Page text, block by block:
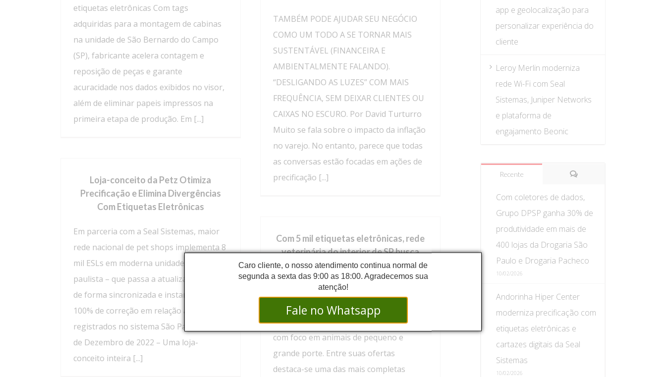
Caro cliente, o nosso atendimento continua normal de
segunda a sexta das 9:00 as 18:00. Agradecemos sua
atenção!
Fale no Whatsapp
etiquetas eletrônicas Com tags
adquiridas para a montagem de cabinas
na unidade de São Bernardo do Campo
(SP), fabricante acelera contagem e
reposição de peças e garante
acuracidade nos dados exibidos no visor,
além de eliminar papeis impressos na
primeira etapa de produção. Em [...]
TAMBÉM PODE AJUDAR SEU NEGÓCIO
COMO UM TODO A SE TORNAR MAIS
SUSTENTÁVEL (FINANCEIRA E
AMBIENTALMENTE FALANDO).
“DESLIGANDO AS LUZES” COM MAIS
FREQUÊNCIA, SEM DEIXAR CLIENTES OU
CAIXAS NO ESCURO. Por David Turturro
Muito se fala sobre o impacto da inflação
no varejo. No entanto, parece que todas
as conversas estão focadas em ações de
precificação [...]
Loja-conceito da Petz Otimiza
Precificação e Elimina Divergências
Com Etiquetas Eletrônicas
Em parceria com a Seal Sistemas, maior
rede nacional de pet shops implementa 8
mil ESLs em moderna unidade na capital
paulista – que passa a atualizar preços
de forma sincronizada e instantânea com
100% de correção em relação aos valores
registrados no sistema São Paulo (SP), 20
de Dezembro de 2022 – Uma loja-
conceito inteira [...]
Com 5 mil etiquetas eletrônicas, rede
veterinária do interior de SP busca
ampliar vendas na Black Friday
A Natureza Produtos Veterinários é uma
rede voltada ao comércio atacadista,
varejista e distribuição de produtos agro
com foco em animais de pequeno e
grande porte. Entre suas ofertas
destaca-se uma das mais completas
app e geolocalização para
personalizar experiência do
cliente
Leroy Merlin moderniza
rede Wi-Fi com Seal
Sistemas, Juniper Networks
e plataforma de
engajamento Beonic
Recente
Comentários
Com coletores de dados,
Grupo DPSP ganha 30% de
produtividade em mais de
400 lojas da Drogaria São
Paulo e Drogaria Pacheco
10/02/2026
Andorinha Hiper Center
moderniza precificação com
etiquetas eletrônicas e
cartazes digitais da Seal
Sistemas
10/02/2026